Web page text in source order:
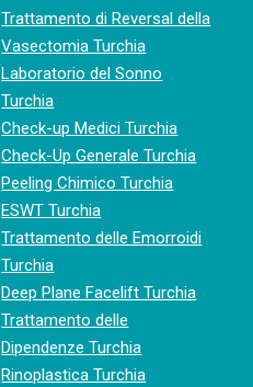
Trattamento di Reversal della
Vasectomia Turchia
Laboratorio del Sonno
Turchia
Check-up Medici Turchia
Check-Up Generale Turchia
Peeling Chimico Turchia
ESWT Turchia
Trattamento delle Emorroidi
Turchia
Deep Plane Facelift Turchia
Trattamento delle
Dipendenze Turchia
Rinoplastica Turchia